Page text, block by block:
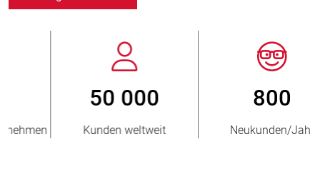
800
Neukunden/Jahr
> 3 500 000
verkaufte Einheiten